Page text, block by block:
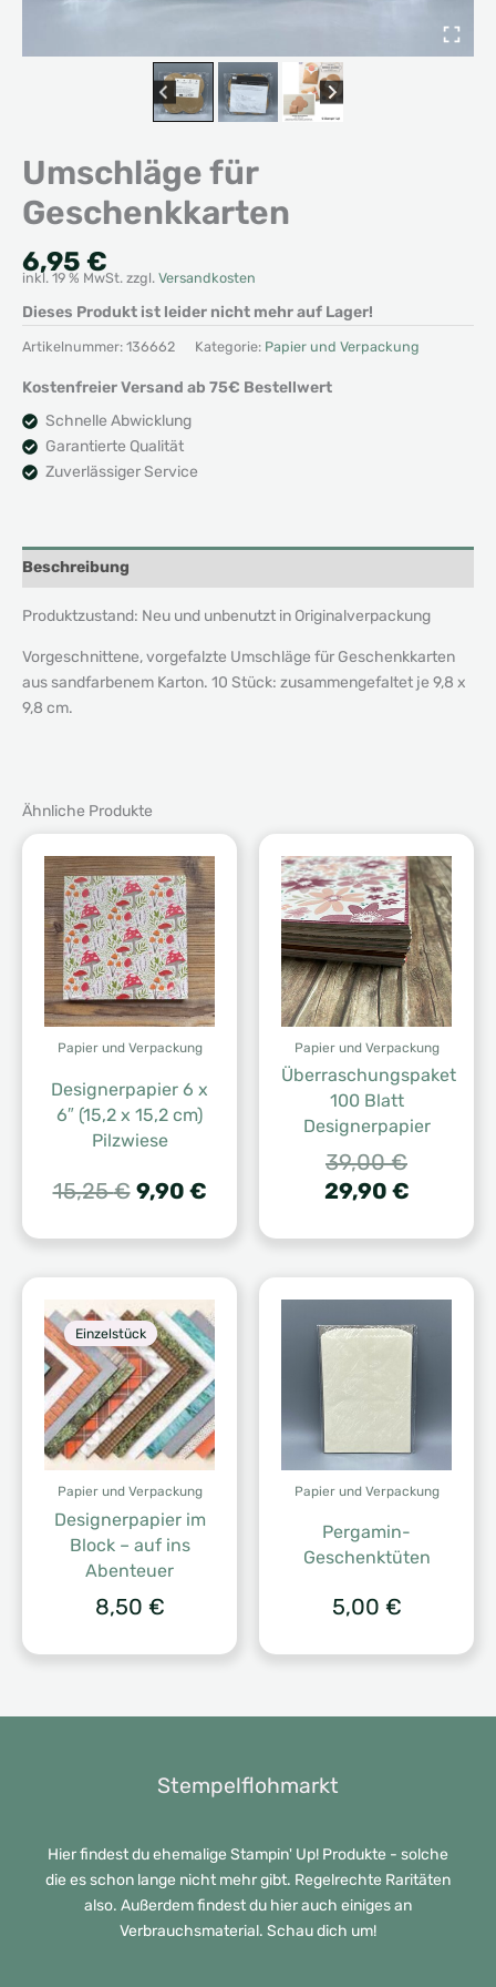
Umschläge für
Geschenkkarten
6,95 €
inkl. 19 % MwSt. zzgl. Versandkosten
Dieses Produkt ist leider nicht mehr auf Lager!
Artikelnummer: 136662 Kategorie: Papier und Verpackung
Kostenfreier Versand ab 75€ Bestellwert
Schnelle Abwicklung
Garantierte Qualität
Zuverlässiger Service
Beschreibung
Produktzustand: Neu und unbenutzt in Originalverpackung
Vorgeschnittene, vorgefalzte Umschläge für Geschenkkarten
aus sandfarbenem Karton. 10 Stück: zusammengefaltet je 9,8 x
9,8 cm.
Ähnliche Produkte
Papier und Verpackung
Designerpapier 6 x
6″ (15,2 x 15,2 cm)
Pilzwiese
15,25€ Ursprünglicher
15,25 €
9,90 €Aktueller
9,90 €.
Papier und Verpackung
Überraschungspaket
100 Blatt
Designerpapier
39,00€
Preis
29,90 €
29,90 €.
Einzelstück
Papier und Verpackung
Designerpapier im
Block – auf ins
Abenteuer
8,50 €
Papier und Verpackung
Pergamin-
Geschenktüten
5,00 €
Stempelflohmarkt
Hier findest du ehemalige Stampin' Up! Produkte - solche
die es schon lange nicht mehr gibt. Regelrechte Raritäten
also. Außerdem findest du hier auch einiges an
Verbrauchsmaterial. Schau dich um!